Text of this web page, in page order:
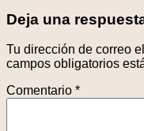
Deja una
Tu dirección de correo
campos obligatorios
Comentario *